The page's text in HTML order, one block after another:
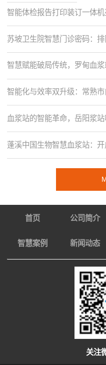
智能体检报告打印装订一体
苏坡卫生院智慧门诊密码：
智慧赋能破局传统，罗甸血
智能化与效率双升级：常熟
血浆站的智能革命，岳阳浆
蓬溪中国生物智慧血浆站：
首页 公司简介
智慧案例 新闻动态
关注